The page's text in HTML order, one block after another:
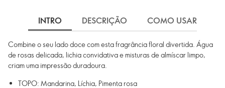
INTRO DESCRIÇÃO COMO USAR
Combine o seu lado doce com esta fragrância floral divertida. Água
de rosas delicada, lichia convidativa e misturas de almíscar limpo,
criam uma impressão duradoura.
TOPO: Mandarina, Líchia, Pimenta rosa